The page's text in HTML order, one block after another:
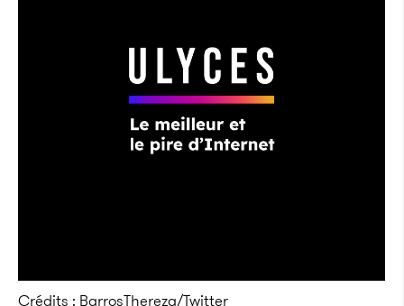
Crédits : BarrosThereza/Twitter